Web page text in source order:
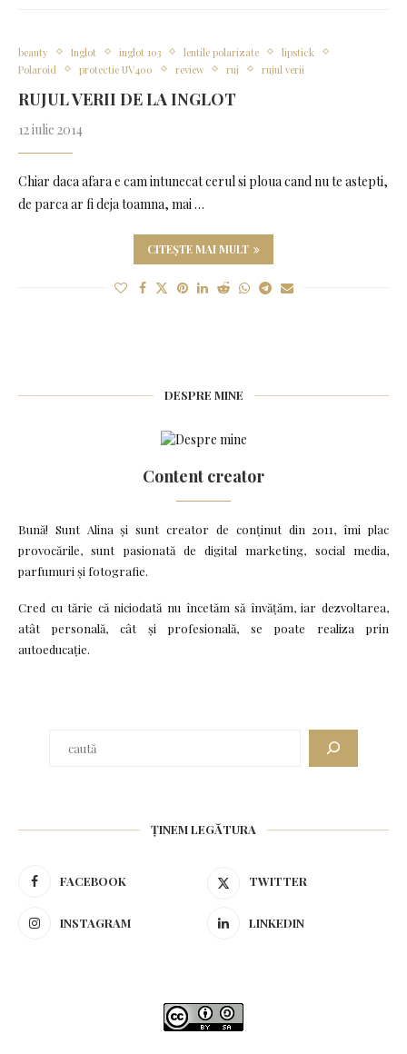
beauty Inglot inglot 103 lentile polarizate
lipstick
Polaroid
protectie UV400 review ruj rujul verii
RUJUL VERII DE LA INGLOT
12 iulie 2014
Chiar daca afara e cam intunecat cerul si ploua cand nu te astepti,
de parca ar fi deja toamna, mai …
CITEȘTE MAI MULT
DESPRE MINE
Content creator
Bună! Sunt Alina și sunt creator de conținut din 2011, îmi plac
provocările, sunt pasionată de digital marketing, social media,
parfumuri și fotografie.
Cred cu tărie că niciodată nu încetăm să învățăm, iar dezvoltarea,
atât personală, cât și profesională, se poate realiza prin
autoeducație.
ȚINEM LEGĂTURA
FACEBOOK TWITTER
INSTAGRAM LINKEDIN